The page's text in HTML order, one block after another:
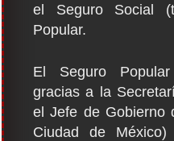
el Seguro Social
Popular.
El Seguro
gracias a la
el Jefe de Gobierno
Ciudad de México)